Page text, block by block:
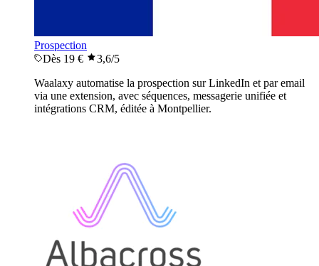
Prospection
Dès 19 €
3,6/5
Waalaxy automatise la prospection sur LinkedIn et par email
via une extension, avec séquences, messagerie unifiée et
intégrations CRM, éditée à Montpellier.